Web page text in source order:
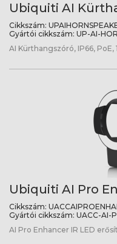
Ubiquiti AI
Cikkszám:
Gyártói cikkszám: UP-AI-
AI Kürthangszóró, IP66,
Ubiquiti AI Pro
Cikkszám:
Gyártói cikkszám: UACC-AI-
AI Pro Enhancer IR LED